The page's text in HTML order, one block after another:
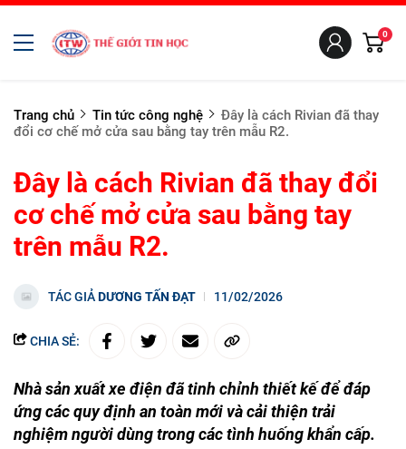
0
Trang chủ Tin tức công nghệ
Đây là cách Rivian đã thay
đổi cơ chế mở cửa sau bằng tay trên mẫu R2.
Đây là cách Rivian đã thay đổi
cơ chế mở cửa sau bằng tay
trên mẫu R2.
TÁC GIẢDƯƠNG TẤN ĐẠT 11/02/2026
CHIA SẺ:
Nhà sản xuất xe điện đã tinh chỉnh thiết kế để đáp
ứng các quy định an toàn mới và cải thiện trải
nghiệm người dùng trong các tình huống khẩn cấp.